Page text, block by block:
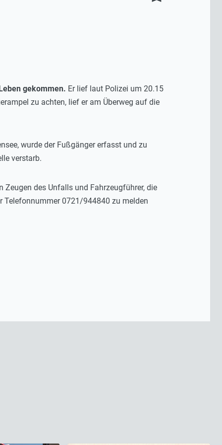
gekommen. Er lief laut Polizei um 20.15
zu achten, lief er am Überweg auf die
wurde der Fußgänger erfasst und zu
verstarb.
des Unfalls und Fahrzeugführer, die
Telefonnummer 0721/944840 zu melden